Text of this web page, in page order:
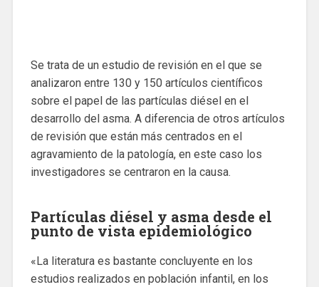
Se trata de un estudio de revisión en el que se
analizaron entre 130 y 150 artículos científicos
sobre el papel de las partículas diésel en el
desarrollo del asma. A diferencia de otros artículos
de revisión que están más centrados en el
agravamiento de la patología, en este caso los
investigadores se centraron en la causa.
Partículas diésel y asma desde el
punto de vista epidemiológico
«La literatura es bastante concluyente en los
estudios realizados en población infantil, en los